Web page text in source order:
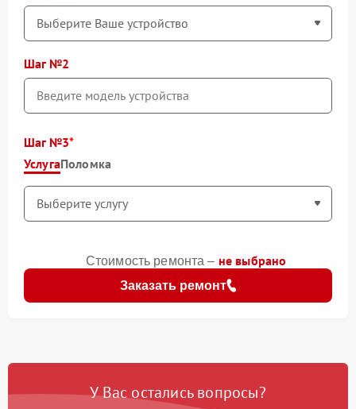
Шаг №2
Шаг №3
УслугаПоломка
Заказать ремонт
Стоимость ремонта – не выбрано
У Вас остались вопросы?